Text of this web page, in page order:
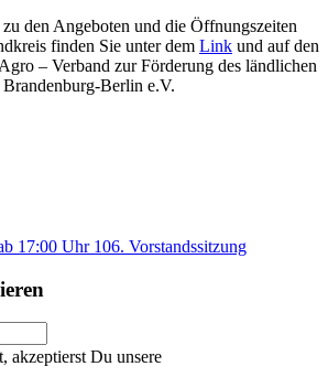
den Angeboten und die Öffnungszeiten
finden Sie unter dem Link und auf den
– Verband zur Förderung des ländlichen
Berlin e.V.
17:00 Uhr 106. Vorstandssitzung
akzeptierst Du unsere